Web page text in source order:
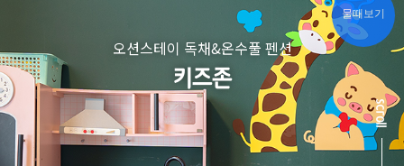
물때보기
scroll
오션스테이 독채&온수풀 펜션
키즈존